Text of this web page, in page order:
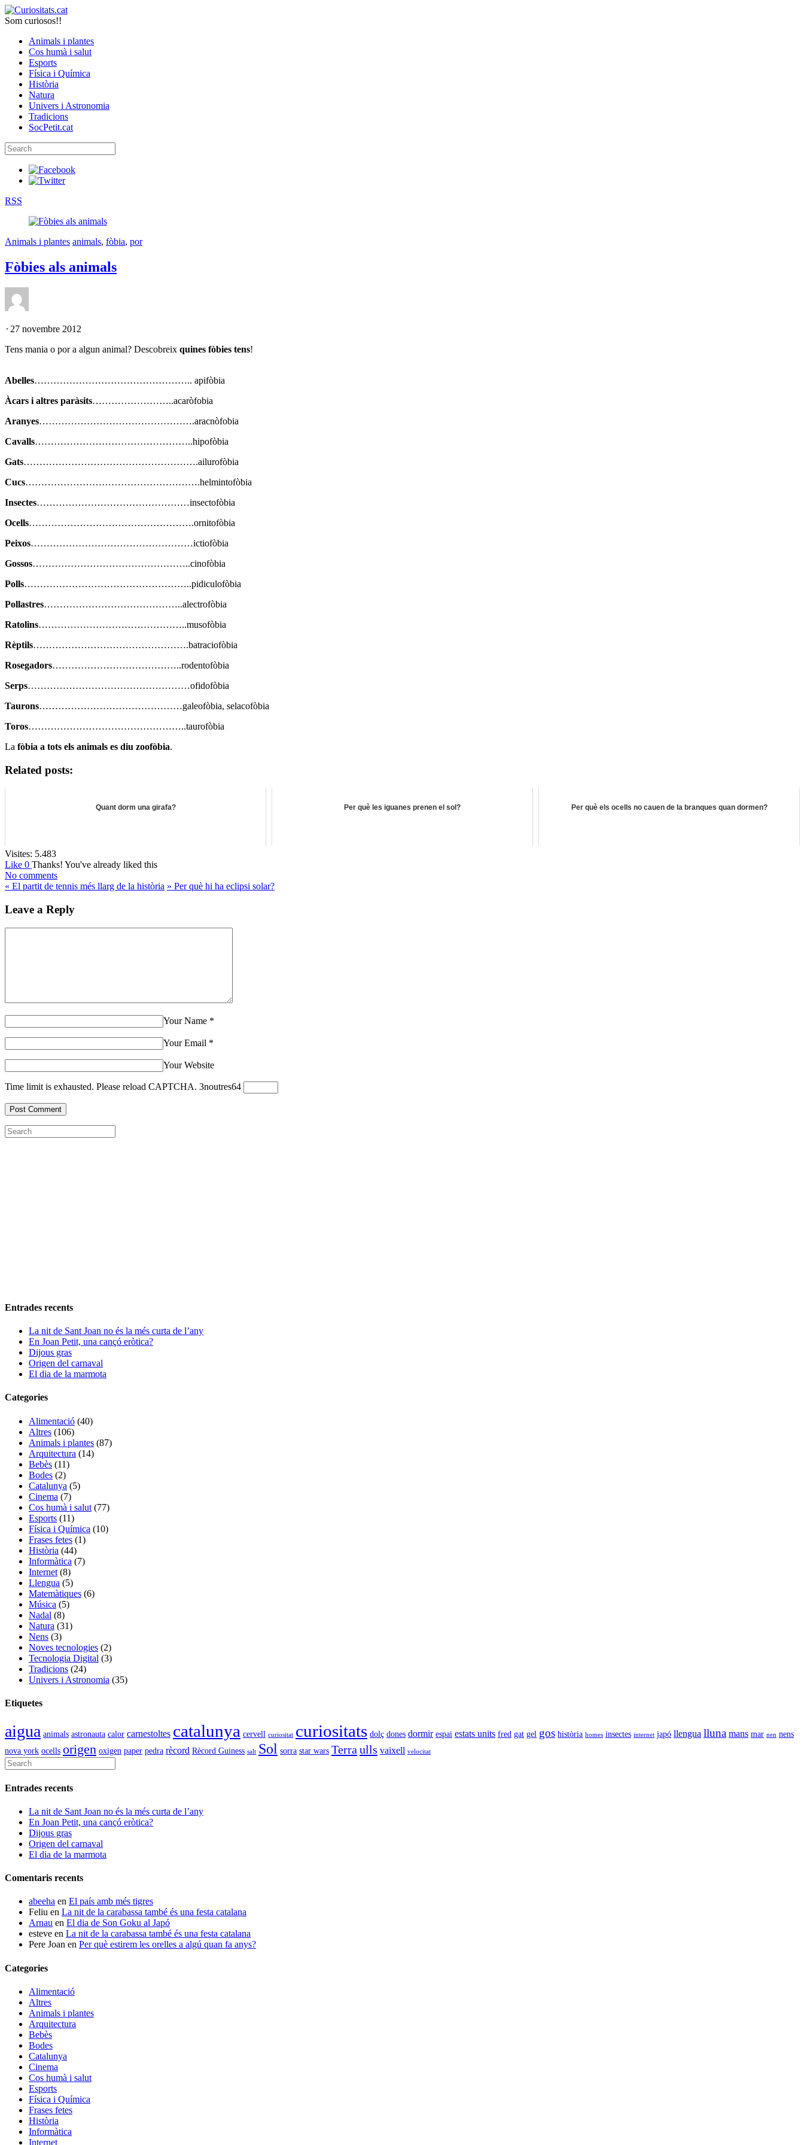
Som curiosos!!
Animals i plantes
Cos humà i salut
Esports
Física i Química
Història
Natura
Univers i Astronomia
Tradicions
SocPetit.cat
RSS
Animals i plantes animals, fòbia, por
Fòbies als animals
⋅ 27 novembre 2012
Tens mania o por a algun animal? Descobreix quines fòbies tens!
Abelles………………………………………….. apifòbia
Àcars i altres paràsits……………………..acaròfobia
Aranyes………………………………………….aracnòfobia
Cavalls…………………………………………..hipofòbia
Gats……………………………………………….ailurofòbia
Cucs……………………………………………….helmintofòbia
Insectes…………………………………………insectofòbia
Ocells…………………………………………….ornitofòbia
Peixos……………………………………………ictiofòbia
Gossos…………………………………………..cinofòbia
Polls……………………………………………..pidiculofòbia
Pollastres……………………………………..alectrofòbia
Ratolins………………………………………..musofòbia
Rèptils………………………………………….batraciofòbia
Rosegadors…………………………………..rodentofòbia
Serps……………………………………………ofidofòbia
Taurons………………………………………galeofòbia, selacofòbia
Toros…………………………………………..taurofòbia
La fòbia a tots els animals es diu zoofòbia.
Related posts:
Quant dorm una girafa? Per què les iguanes prenen el sol? Per què els ocells no cauen de la branques quan dormen?
Visites: 5.483
Like 0 Thanks! You've already liked this
No comments
« El partit de tennis més llarg de la història » Per què hi ha eclipsi solar?
Leave a Reply
Your Name *
Your Email *
Your Website
Time limit is exhausted. Please reload CAPTCHA. 3noutres64
Entrades recents
La nit de Sant Joan no és la més curta de l’any
En Joan Petit, una cançó eròtica?
Dijous gras
Origen del carnaval
El dia de la marmota
Categories
Alimentació (40)
Altres (106)
Animals i plantes (87)
Arquitectura (14)
Bebès (11)
Bodes (2)
Catalunya (5)
Cinema (7)
Cos humà i salut (77)
Esports (11)
Física i Química (10)
Frases fetes (1)
Història (44)
Informàtica (7)
Internet (8)
Llengua (5)
Matemàtiques (6)
Música (5)
Nadal (8)
Natura (31)
Nens (3)
Noves tecnologies (2)
Tecnologia Digital (3)
Tradicions (24)
Univers i Astronomia (35)
Etiquetes
aigua animals astronauta calor carnestoltes catalunya cervell curiositat curiositats dolç dones dormir espai estats units fred gat gel gos història homes insectes internet japó llengua lluna mans mar nen nens
nova york ocells origen oxigen paper pedra rècord Rècord Guiness salt Sol sorra star wars Terra ulls vaixell velocitat
Entrades recents
La nit de Sant Joan no és la més curta de l’any
En Joan Petit, una cançó eròtica?
Dijous gras
Origen del carnaval
El dia de la marmota
Comentaris recents
abeeha en El país amb més tigres
Feliu en La nit de la carabassa també és una festa catalana
Arnau en El dia de Son Goku al Japó
esteve en La nit de la carabassa també és una festa catalana
Pere Joan en Per què estirem les orelles a algú quan fa anys?
Categories
Alimentació
Altres
Animals i plantes
Arquitectura
Bebès
Bodes
Catalunya
Cinema
Cos humà i salut
Esports
Física i Química
Frases fetes
Història
Informàtica
Internet